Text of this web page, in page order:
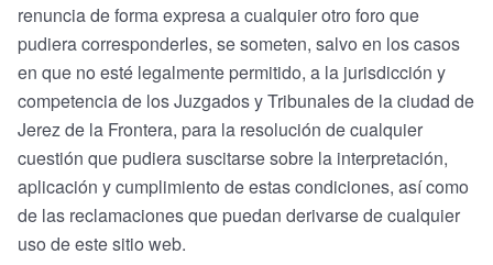
renuncia de forma expresa a cualquier otro foro que
pudiera corresponderles, se someten, salvo en los casos
en que no esté legalmente permitido, a la jurisdicción y
competencia de los Juzgados y Tribunales de la ciudad de
Jerez de la Frontera, para la resolución de cualquier
cuestión que pudiera suscitarse sobre la interpretación,
aplicación y cumplimiento de estas condiciones, así como
de las reclamaciones que puedan derivarse de cualquier
uso de este sitio web.